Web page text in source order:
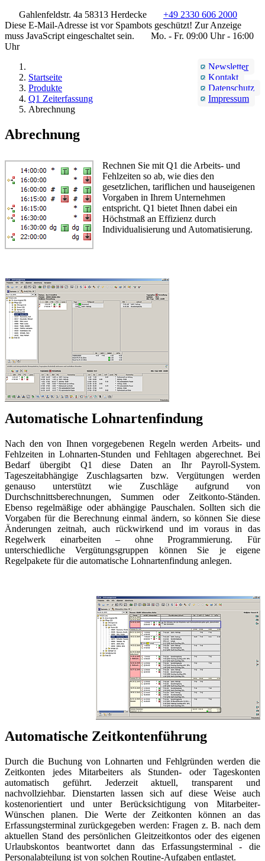
Gahlenfeldstr. 4a 58313 Herdecke
+49 2330 606 2000
Diese E-Mail-Adresse ist vor Spambots geschützt! Zur Anzeige
muss JavaScript eingeschaltet sein.
Mo. - Fr. 09:00 Uhr - 16:00
Uhr
Newsletter
Kontakt
Datenschutz
Impressum
Startseite
Produkte
Q1 Zeiterfassung
Abrechnung
Abrechnung
Rechnen Sie mit Q1 die Arbeits- und
Fehlzeiten so ab, wie dies den
gesetzlichen, tariflichen und hauseigenen
Vorgaben in Ihrem Unternehmen
entspricht. Q1 bietet Ihnen dabei ein
Höchstmaß an Effizienz durch
Individualisierung und Automatisierung.
Automatische Lohnartenfindung
Nach den von Ihnen vorgegebenen Regeln werden Arbeits- und
Fehlzeiten in Lohnarten-Stunden und Fehltagen abgerechnet. Bei
Bedarf übergibt Q1 diese Daten an Ihr Payroll-System.
Tageszeitabhängige Zuschlagsarten bzw. Vergütungen werden
genauso unterstützt wie Zuschläge aufgrund von
Durchschnittsberech­nungen, Summen oder Zeitkonto-Ständen.
Ebenso regelmäßige oder abhängige Pauschalen. Sollten sich die
Vorgaben für die Berechnung einmal ändern, so können Sie diese
Änderungen zeitnah, auch rückwirkend und im voraus in das
Regelwerk einarbeiten – ohne Programmierung. Für
unterschiedliche Vergütungsgruppen können Sie je eigene
Regelpakete für die automatische Lohnartenfindung anlegen.
Automatische Zeitkontenführung
Durch die Buchung von Lohnarten und Fehlgründen werden die
Zeitkonten jedes Mitarbeiters als Stunden- oder Tageskonten
automatisch geführt. Jederzeit aktuell, transparent und
nachvollziehbar. Dienstarten lassen sich auf diese Weise auch
kostenorientiert und unter Berücksichtigung von Mitarbeiter-
Wünschen planen. Die Werte der Zeitkonten können an das
Erfassungsterminal zurückgegeben werden: Fragen z. B. nach dem
aktuellen Stand des persönlichen Gleitzeitkontos oder des eigenen
Urlaubskontos beantwortet dann das Erfassungsterminal - die
Personalabteilung ist von solchen Routine-Aufgaben entlastet.